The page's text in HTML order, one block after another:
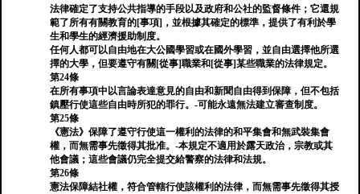
法律確定了支持公共指導的手段以及政府和公社的監督條件；它還規
範了所有有關教育的[事項]，並根據其確定的標準，提供了有利於學
生和學生的經濟援助制度。
任何人都可以自由地在大公國學習或在國外學習，並自由選擇他所選
擇的大學，但要遵守有關[從事]職業和[從事]某些職業的法律規定。
第24條
在所有事項中以言論表達意見的自由和新聞自由得到保障，但不包括
鎮壓行使這些自由時所犯的罪行。-可能永遠無法建立審查制度。
第25條
《憲法》保障了遵守行使這一權利的法律的和平集會和無武裝集會
權，而無需事先徵得其批准。-本規定不適用於露天政治，宗教或其
他會議；這些會議仍完全提交給警察的法律和法規。
第26條
憲法保障結社權，符合管轄行使該權利的法律，而無需事先徵得其授